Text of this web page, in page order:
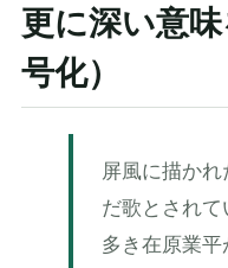
更に深い意
号化）
屏風に描か
だ歌とされ
多き在原業平